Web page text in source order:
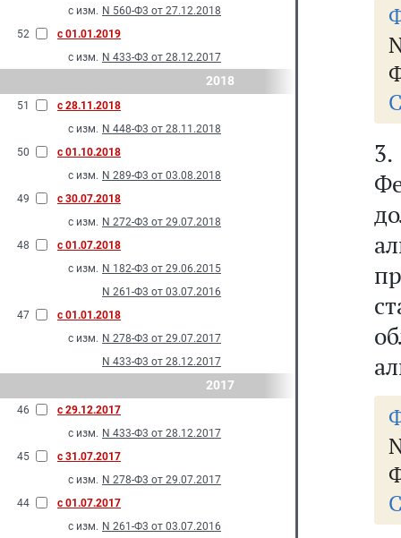
с изм. N 560-Ф3 от 27.12.2018
52
с 01.01.2019
с изм. N 433-Ф3 от 28.12.2017
2018
51
с 28.11.2018
с изм. N 448-Ф3 от 28.11.2018
50
с 01.10.2018
с изм. N 289-Ф3 от 03.08.2018
49
с 30.07.2018
с изм. N 272-Ф3 от 29.07.2018
48
с 01.07.2018
с изм. N 182-Ф3 от 29.06.2015
N 261-Ф3 от 03.07.2016
47
с 01.01.2018
с изм. N 278-Ф3 от 29.07.2017
N 433-Ф3 от 28.12.2017
2017
46
с 29.12.2017
с изм. N 433-Ф3 от 28.12.2017
45
с 31.07.2017
с изм. N 278-Ф3 от 29.07.2017
44
с 01.07.2017
с изм. N 261-Ф3 от 03.07.2016